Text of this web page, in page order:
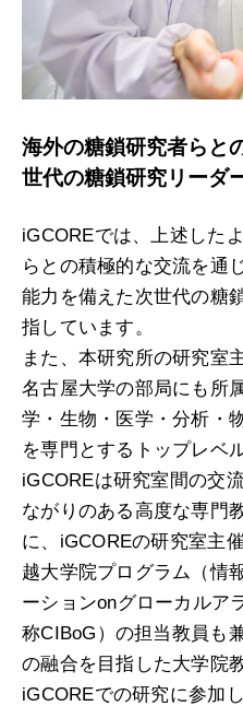
海外の糖鎖研究者らと
世代の糖鎖研究リーダ
iGCOREでは、上述した
らとの積極的な交流を通
能力を備えた次世代の糖
指しています。
また、本研究所の研究室
名古屋大学の部局にも所
学・生物・医学・分析・
を専門とするトップレベ
iGCOREは研究室間の交
ながりのある高度な専門
に、iGCOREの研究室主
越大学院プログラム（情
ーションonグローカルア
称CIBoG）の担当教員も
の融合を目指した大学院
iGCOREでの研究に参加